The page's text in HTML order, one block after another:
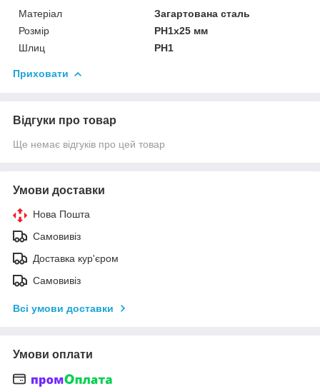
Матеріал
Загартована сталь
Розмір
РН1х25 мм
Шлиц
РН1
Приховати
Відгуки про товар
Ще немає відгуків про цей товар
Умови доставки
Нова Пошта
Самовивіз
Доставка кур'єром
Самовивіз
Всі умови доставки
Умови оплати